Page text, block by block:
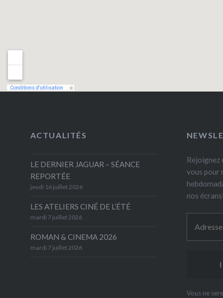
ACTUALITÉS
LE DERNIER JAGUAR – SÉANCE
REPORTÉE
jeudi 16 juillet 2026
LES ATELIERS CINÉ DE L’ÉTÉ
mardi 7 juillet 2026
ROMAN & CINEMA 2026
mardi 7 juillet 2026
Rejoignez
vous pour
nos
Vous ne